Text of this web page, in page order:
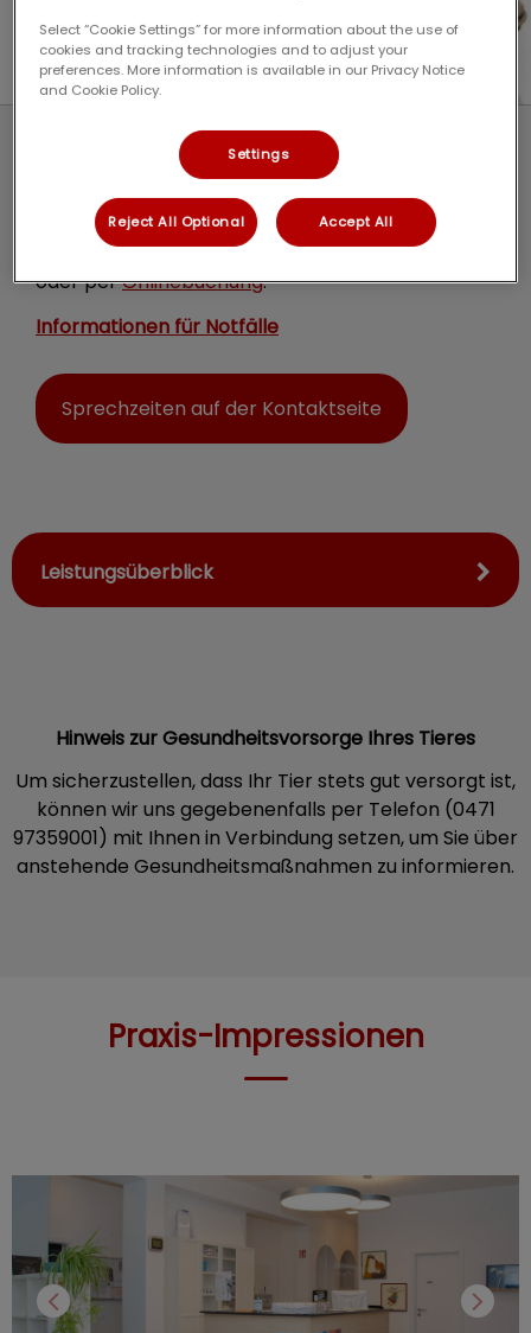
Terminsprechstunde
Wir wollen die Wartezeiten in unserer Praxis
möglichst kurz halten. Bitte vereinbaren Sie
oder perOnlinebuchung.
Informationen für Notfälle
Sprechzeiten auf der Kontaktseite
Leistungsüberblick
Hinweis zur Gesundheitsvorsorge Ihres Tieres
Um sicherzustellen, dass Ihr Tier stets gut versorgt ist,
können wir uns gegebenenfalls per Telefon (0471
97359001) mit Ihnen in Verbindung setzen, um Sie über
anstehende Gesundheitsmaßnahmen zu informieren.
Praxis-Impressionen
Select “Cookie Settings” for more information about the use of
cookies and tracking technologies and to adjust your
preferences. More information is available in our Privacy Notice
and Cookie Policy.
Settings
Reject All Optional Accept All